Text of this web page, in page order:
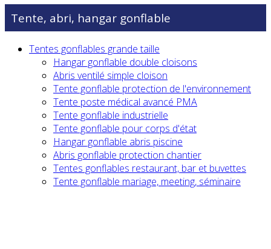
Tente, abri, hangar gonflable
Tentes gonflables grande taille
Hangar gonflable double cloisons
Abris ventilé simple cloison
Tente gonflable protection de l'environnement
Tente poste médical avancé PMA
Tente gonflable industrielle
Tente gonflable pour corps d'état
Hangar gonflable abris piscine
Abris gonflable protection chantier
Tentes gonflables restaurant, bar et buvettes
Tente gonflable mariage, meeting, séminaire